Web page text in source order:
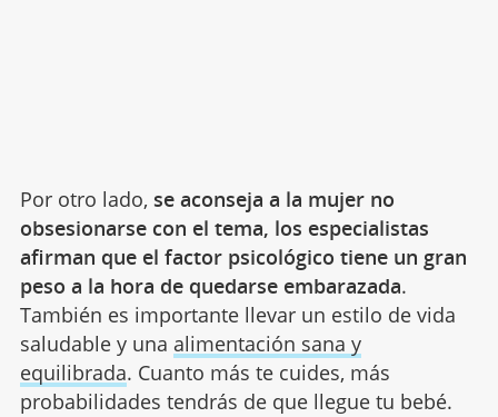
Por otro lado, se aconseja a la mujer no
obsesionarse con el tema, los especialistas
afirman que el factor psicológico tiene un gran
peso a la hora de quedarse embarazada.
También es importante llevar un estilo de vida
saludable y una alimentación sana y
equilibrada. Cuanto más te cuides, más
probabilidades tendrás de que llegue tu bebé.